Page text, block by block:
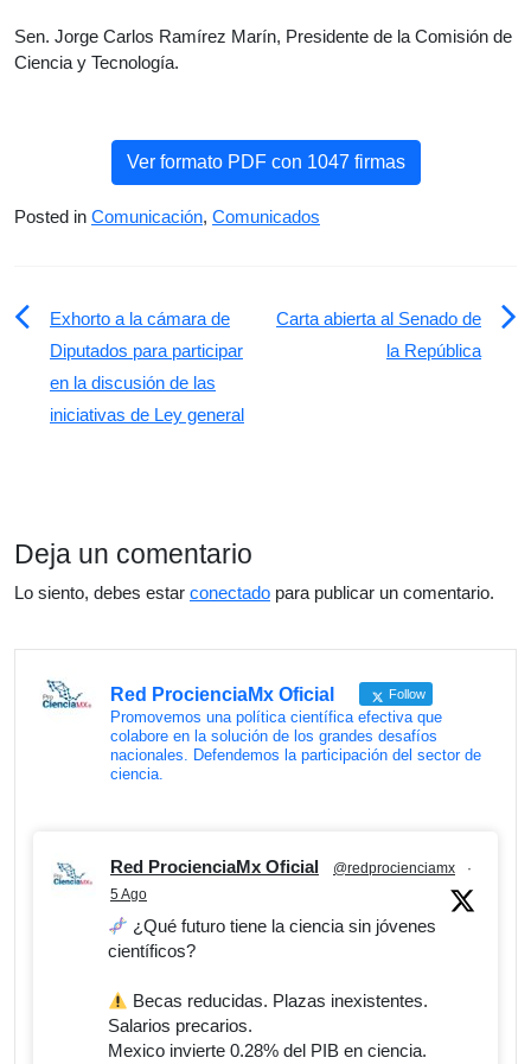
Sen. Jorge Carlos Ramírez Marín, Presidente de la Comisión de
Ciencia y Tecnología.
Ver formato PDF con 1047 firmas
Posted in Comunicación, Comunicados
Navegación
entradas
Exhorto a la cámara de
Diputados para participar
en la discusión de las
iniciativas de Ley general
Carta abierta al Senado de
la República
Deja un comentario
Lo siento, debes estar conectado para publicar un comentario.
Red ProcienciaMx Oficial Follow
Promovemos una política científica efectiva que
colabore en la solución de los grandes desafíos
nacionales. Defendemos la participación del sector de
ciencia.
Red ProcienciaMx Oficial @redprocienciamx
·
5 Ago
¿Qué futuro tiene la ciencia sin jóvenes
científicos?
Becas reducidas. Plazas inexistentes.
Salarios precarios.
Mexico invierte 0.28% del PIB en ciencia.